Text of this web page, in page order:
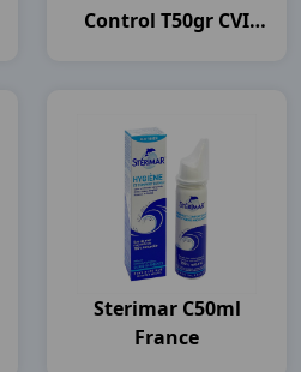
Control T50gr CVI
Sterimar C50ml
France